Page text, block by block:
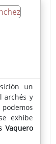
un
archés y
exhibe
Vaquero